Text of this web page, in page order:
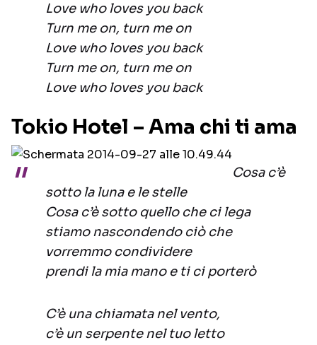
Love who loves you back
Turn me on, turn me on
Love who loves you back
Turn me on, turn me on
Love who loves you back
Tokio Hotel – Ama chi ti ama
Cosa c’è
sotto la luna e le stelle
Cosa c’è sotto quello che ci lega
stiamo nascondendo ciò che
vorremmo condividere
prendi la mia mano e ti ci porterò
C’è una chiamata nel vento,
c’è un serpente nel tuo letto